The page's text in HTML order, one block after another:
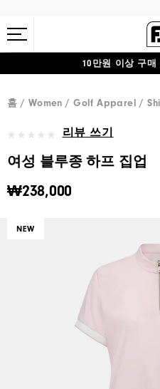
10만원 이상 구매
홈 Women Golf Apparel
리뷰 쓰기
여성 블루종 하프 집업
₩238,000
NEW